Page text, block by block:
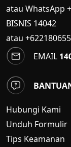
atau WhatsApp
BISNIS 14042
atau
EMAIL
Hubungi Kami
Unduh Formulir
Tips Keamanan